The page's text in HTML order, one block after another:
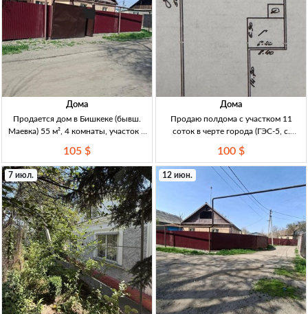
Дома
Продается дом в Бишкеке (бывш.
Маевка) 55 м², 4 комнаты, участок 6
4комн, жжён.кирпич; пластиковые
окна, деревянн.полы; душ/санузел,
прихожая. Отопл. водяное
105 $
Дома
Продаю полдома с участком 11
соток в черте города (ГЭС-5, с.
Полдома, 3 комн., кирпич, 85–100 м²,
уч. 11 соток (ГЭС-5, Свердловский р-
н, с. Дачное). Асфальт до д
100 $
7 июл. 12 июн.